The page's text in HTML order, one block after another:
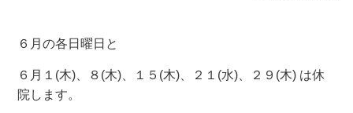
６月の各日曜日と
６月１(木)、８(木)、１５(木)、２１(水)、２９(木) は休
院します。